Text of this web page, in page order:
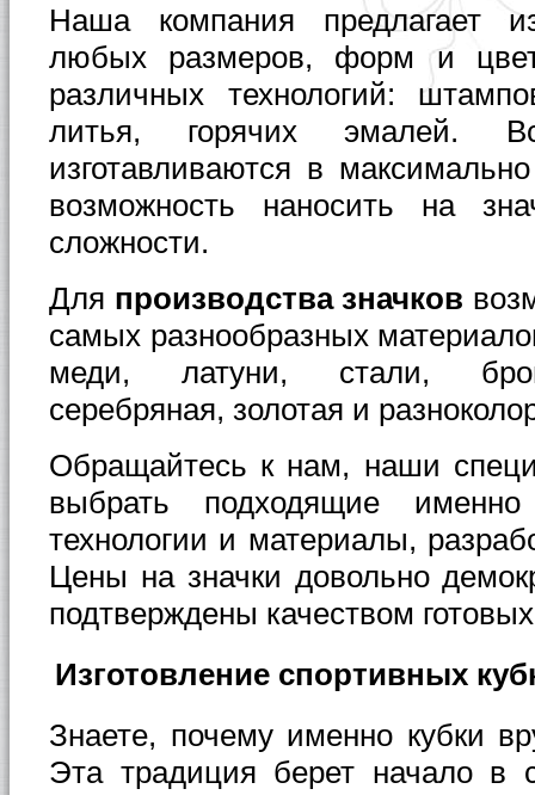
Наша компания предлагает
любых размеров, форм и
различных технологий:
литья, горячих эмалей.
изготавливаются в
возможность наносить на
сложности.
Для производства значков
самых разнообразных
меди, латуни, стали,
серебряная, золотая и
Обращайтесь к нам, наши
выбрать подходящие
технологии и материалы,
Цены на значки довольно
подтверждены качеством
Изготовление спортивных
Знаете, почему именно кубки
Эта традиция берет начало в